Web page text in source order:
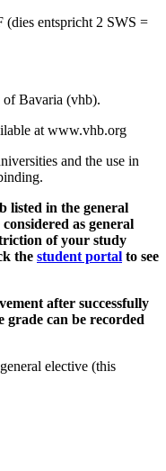
(dies entspricht 2 SWS =
Bavaria (vhb).
at www.vhb.org
and the use in
listed in the general
as general
of your study
the student portal to see
after successfully
grade can be recorded
elective (this